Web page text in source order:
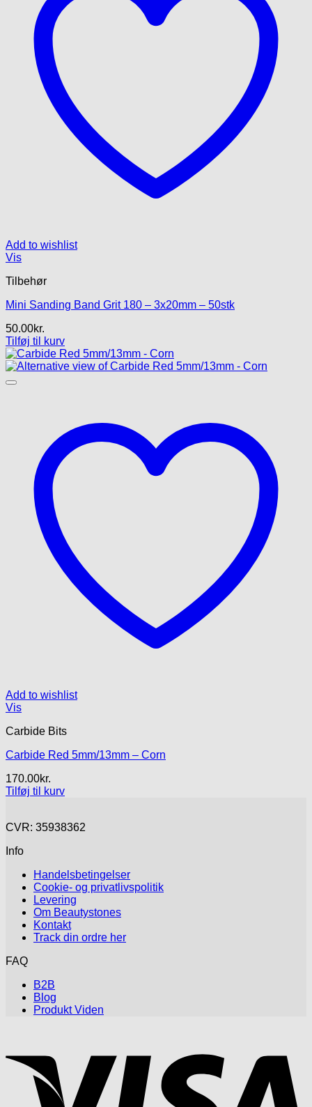
Add to wishlist
Vis
Tilbehør
Mini Sanding Band Grit 180 – 3x20mm – 50stk
50.00kr.
Tilføj til kurv
Add to wishlist
Vis
Carbide Bits
Carbide Red 5mm/13mm – Corn
170.00kr.
Tilføj til kurv
CVR: 35938362
Info
Handelsbetingelser
Cookie- og privatlivspolitik
Levering
Om Beautystones
Kontakt
Track din ordre her
FAQ
B2B
Blog
Produkt Viden